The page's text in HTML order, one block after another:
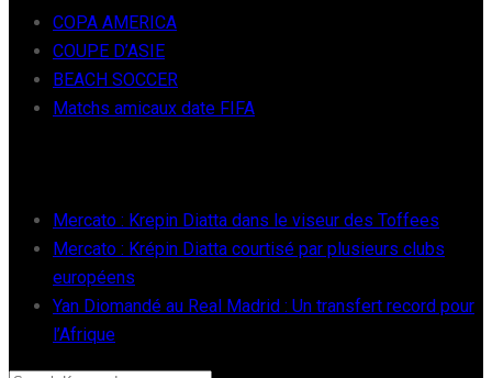
COPA AMERICA
COUPE D’ASIE
BEACH SOCCER
Matchs amicaux date FIFA
Mercato : Krepin Diatta dans le viseur des Toffees
Mercato : Krépin Diatta courtisé par plusieurs clubs
européens
Yan Diomandé au Real Madrid : Un transfert record pour
l’Afrique